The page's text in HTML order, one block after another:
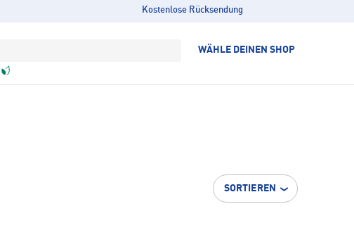
Kostenlose Rücksendung
WÄHLE DEINEN SHOP
SORTIEREN